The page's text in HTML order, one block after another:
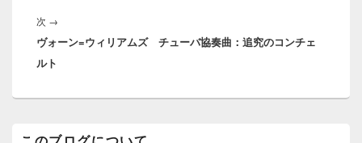
ゲ
ー
シ
ョ
次 →
の
ヴォーン=ウィリアムズ チューバ協奏曲：追究のコンチェ
ルト